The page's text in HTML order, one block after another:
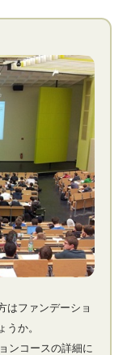
はファンデーショ
か。
ンコースの詳細に